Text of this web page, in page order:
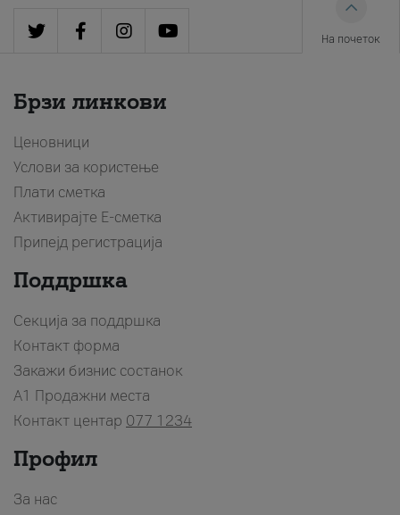
На почеток
Брзи линкови
Ценовници
Услови за користење
Плати сметка
Активирајте Е-сметка
Припејд регистрација
Поддршка
Секција за поддршка
Контакт форма
Закажи бизнис состанок
A1 Продажни места
Контакт центар 077 1234
Профил
За нас